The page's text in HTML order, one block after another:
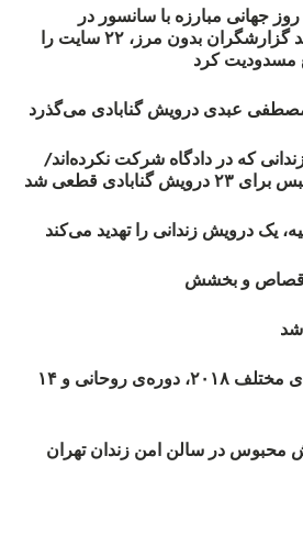
اسفند) روز جهانی مبارزه با سانسور در
اینترنت: #آزادی هم‌آیند گزارشگران‌ بدون مرز، ۲۲ سایت را
مسدودیت کرد
عبدی درویش گنابادی می‌گذرد
درویش زندانی که در دادگاه شرکت نکرده‌اند/
یک درویش زندانی را تهدید می‌کند
روند اعدام‌ها در ماه‌های مختلف ۲۰۱۸، دوره‌ی روحانی و ۱۴
در سالن امن زندان تهران